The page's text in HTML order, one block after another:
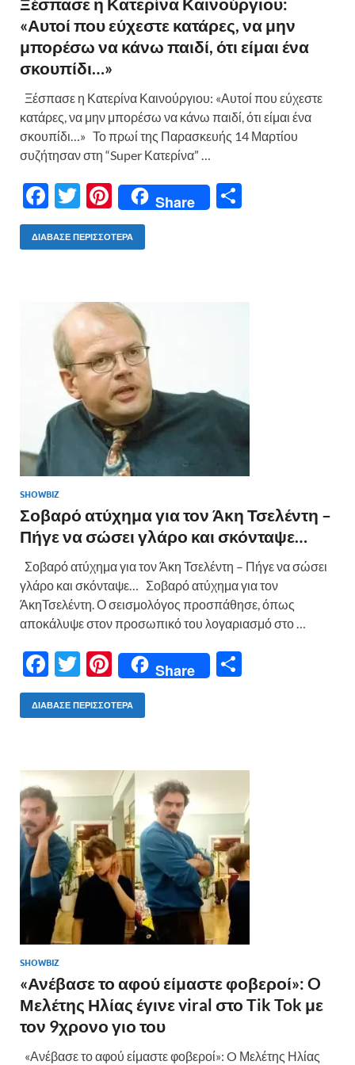
«Αυτοί που εύχεστε κατάρες, να μην
μπορέσω να κάνω παιδί, ότι είμαι ένα
σκουπίδι…»
Ξέσπασε η Κατερίνα Καινούργιου: «Αυτοί που εύχεστε
κατάρες, να μην μπορέσω να κάνω παιδί, ότι είμαι ένα
σκουπίδι…» Το πρωί της Παρασκευής 14 Μαρτίου
συζήτησαν στη “Super Κατερίνα” …
F
ac
e
o
k
T
w
itt
Pi
nt
er
t
Share
ΔΙΆΒΑΣΕ ΠΕΡΙΣΣΌΤΕΡΑ
SHOWBIZ
Σοβαρό ατύχημα για τον Άκη Τσελέντη –
Πήγε να σώσει γλάρο και σκόνταψε…
Σοβαρό ατύχημα για τον Άκη Τσελέντη – Πήγε να σώσει
γλάρο και σκόνταψε… Σοβαρό ατύχημα για τον
ΆκηΤσελέντη. Ο σεισμολόγος προσπάθησε, όπως
αποκάλυψε στον προσωπικό του λογαριασμό στο …
F
ac
e
o
o
k
T
w
itt
Pi
nt
er
t
Share
σ
τε
ίτ
ε
ΔΙΆΒΑΣΕ ΠΕΡΙΣΣΌΤΕΡΑ
SHOWBIZ
«Ανέβασε το αφού είμαστε φοβεροί»: O
Μελέτης Ηλίας έγινε viral στο Tik Tok με
τον 9χρονο γιο του
«Ανέβασε το αφού είμαστε φοβεροί»: O Μελέτης Ηλίας